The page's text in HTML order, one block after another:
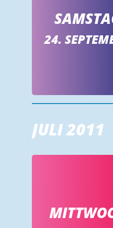
24.
JULI 2011